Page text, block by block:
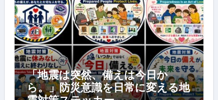
「地震は突然、備えは今日か
ら。」防災意識を日常に変える地